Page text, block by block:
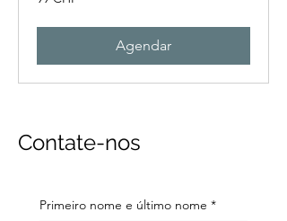
francos
Agendar
Contate-nos
Primeiro nome e último nome *